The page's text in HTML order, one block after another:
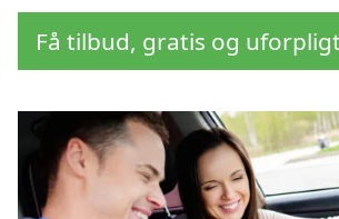
Få tilbud, gratis og